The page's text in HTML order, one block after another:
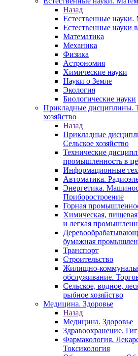
Назад
Естественные науки.
Естественные науки
Математика
Механика
Физика
Астрономия
Химические науки
Науки о Земле
Экология
Биологические науки
Прикладные дисциплины.
хозяйство
Назад
Прикладные
Сельское хозяйство
Технические
промышленность в
Информационные
Автоматика.
Энергетика.
Приборостроение
Горная
Химическая,
и легкая
бумажная
Транспорт
Строительство
Жилищно-
обслуживание.
Сельское, водное,
рыбное хозяйство
Медицина. Здоровье
Назад
Медицина. Здоровье
Здравоохранение.
Фармакология.
Токсикология